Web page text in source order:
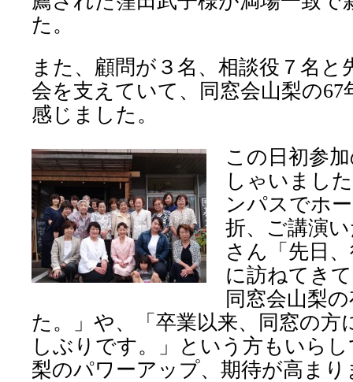
た。
また、顧問が３名、相談役７名
会を支えていて、同窓会山梨の67
感じました。
この日初参
しゃいまし
ンパスでホ
折、ご講演
さん「先日
に訪ねてき
同窓会山梨
た。」や、「卒業以来、同窓の方
しぶりです。」という方もいら
梨のパワーアップ、期待が高まり